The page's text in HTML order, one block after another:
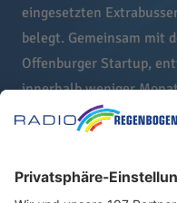
eingesetzten
belegt. Gemeinsam mit
Offenburger Startup,
innerhalb weniger
Mit einer simplen